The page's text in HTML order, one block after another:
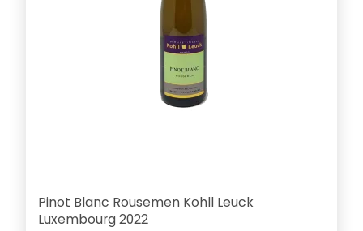
Pinot Blanc Rousemen Kohll Leuck
Luxembourg 2022